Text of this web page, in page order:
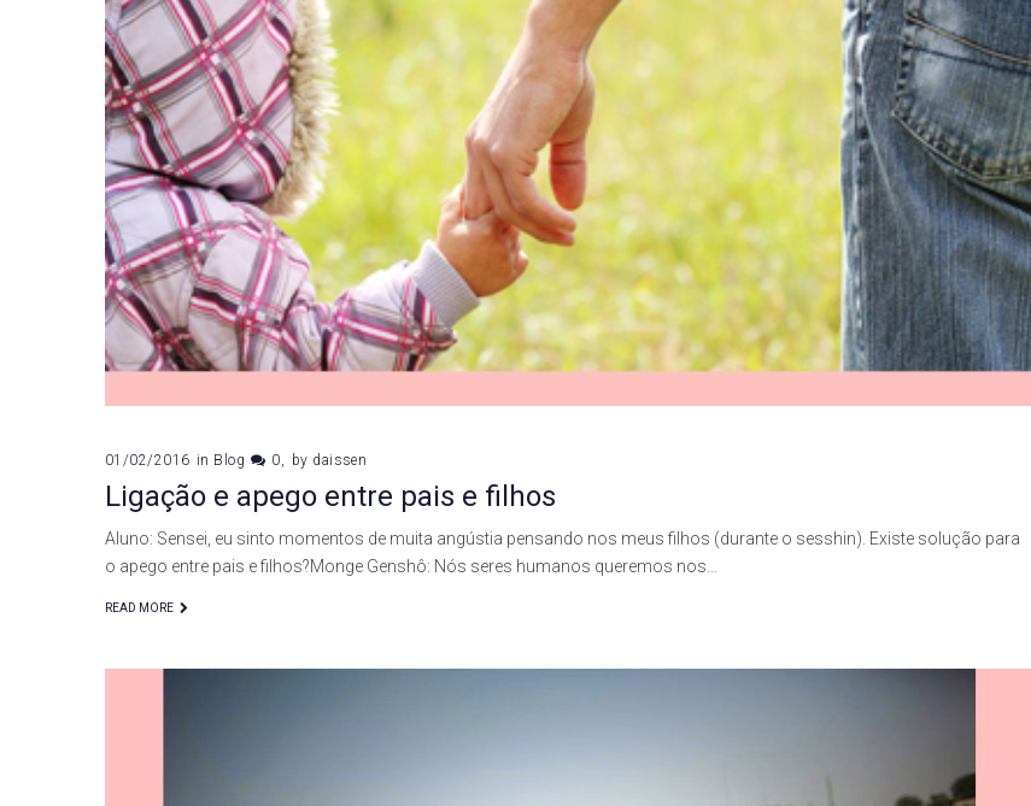
01/02/2016 in Blog 0 by daissen
Ligação e apego entre pais e filhos
Aluno: Sensei, eu sinto momentos de muita angústia pensando nos meus filhos (durante o sesshin). Existe solução para
o apego entre pais e filhos?Monge Genshô: Nós seres humanos queremos nos…
READ MORE